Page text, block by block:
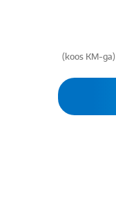
(koos KM-ga)